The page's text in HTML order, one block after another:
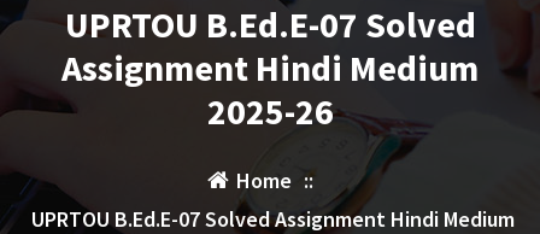
UPRTOU B.Ed.E-07 Solved
Assignment Hindi Medium
2025-26
Home ::
UPRTOU B.Ed.E-07 Solved Assignment Hindi Medium